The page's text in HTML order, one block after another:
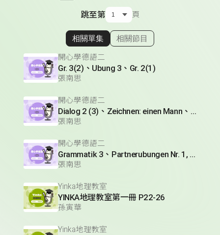
跳至第 頁
顯示相關單集
相關單集 相關節目
開心學德語二
Gr. 3(2)、Ubung 3、Gr. 2(1)
張南思
開心學德語二
Dialog 2 (3)、Zeichnen: einen Mann、Lesetext 1(1)
張南思
開心學德語二
Grammatik 3、Partnerubungen Nr. 1, 3、Dialog 2(1)
張南思
Yinka地理教室
YINKA地理教室第一冊 P22-26
孫寅華
Yinka地理教室